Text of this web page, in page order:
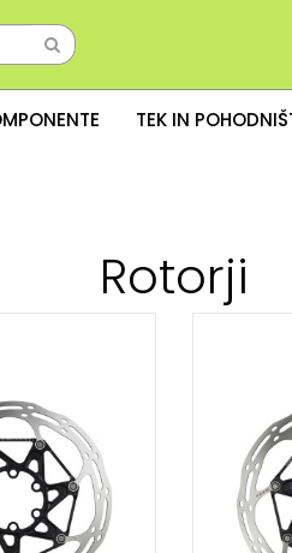
TEK IN
Rotorji